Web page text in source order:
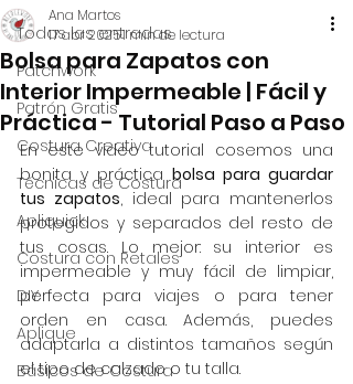
Todas las entradas
Patchwork
Patrón Gratis
Costura Creativa
Técnicas de Costura
Apliquick
Costura con Retales
DIY
Aplique
Básicos de Costura
Bolsa para Zapatos con
Interior Impermeable | Fácil y
Práctica - Tutorial Paso a Paso
Ana Martos
17 abr 20251 min de lectura
En este video tutorial cosemos una
bonita y práctica bolsa para guardar
tus zapatos, ideal para mantenerlos
protegidos y separados del resto de
tus cosas. Lo mejor: su interior es
impermeable y muy fácil de limpiar,
perfecta para viajes o para tener
orden en casa. Además, puedes
adaptarla a distintos tamaños según
el tipo de calzado o tu talla.